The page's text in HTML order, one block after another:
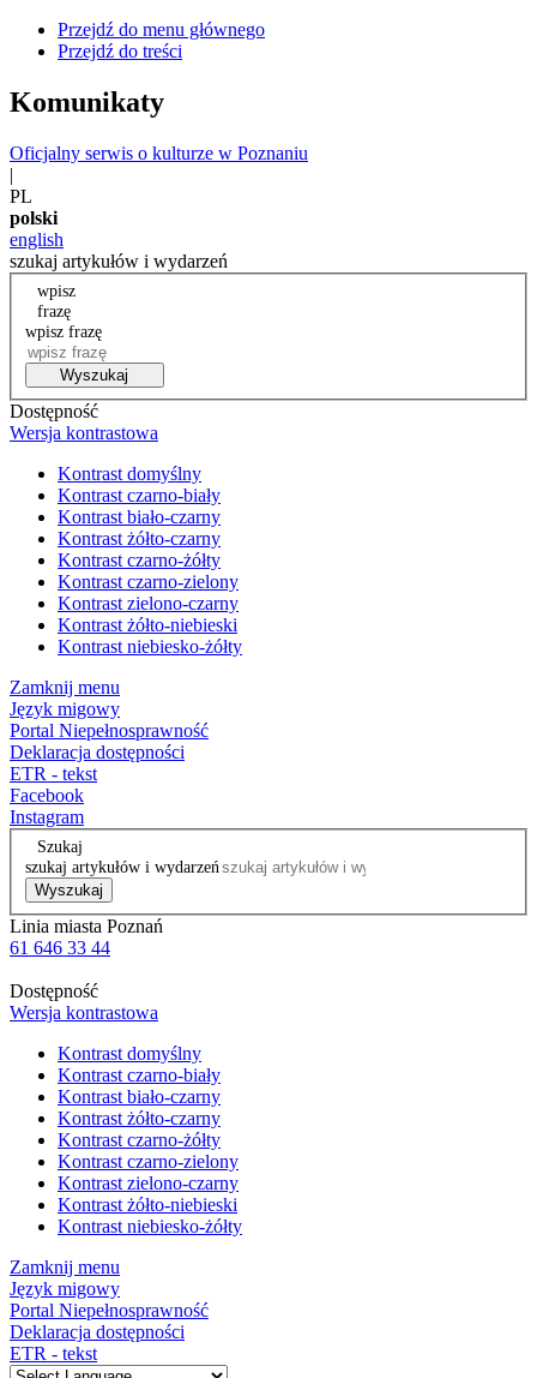
Przejdź do menu głównego
Przejdź do treści
Komunikaty
Oficjalny serwis o kulturze w Poznaniu
|
PL
polski
english
szukaj artykułów i wydarzeń
wpisz
frazę
wpisz frazę
Wyszukaj
Dostępność
Wersja kontrastowa
Kontrast domyślny
Kontrast czarno-biały
Kontrast biało-czarny
Kontrast żółto-czarny
Kontrast czarno-żółty
Kontrast czarno-zielony
Kontrast zielono-czarny
Kontrast żółto-niebieski
Kontrast niebiesko-żółty
Zamknij menu
Język migowy
Portal Niepełnosprawność
Deklaracja dostępności
ETR - tekst
Facebook
Instagram
Szukaj
szukaj artykułów i wydarzeń
Wyszukaj
Linia miasta Poznań
61 646 33 44
Dostępność
Wersja kontrastowa
Kontrast domyślny
Kontrast czarno-biały
Kontrast biało-czarny
Kontrast żółto-czarny
Kontrast czarno-żółty
Kontrast czarno-zielony
Kontrast zielono-czarny
Kontrast żółto-niebieski
Kontrast niebiesko-żółty
Zamknij menu
Język migowy
Portal Niepełnosprawność
Deklaracja dostępności
ETR - tekst